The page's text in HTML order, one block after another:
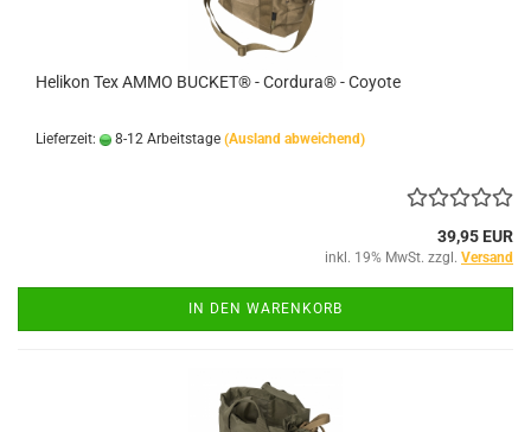
Helikon Tex AMMO BUCKET® - Cordura® - Coyote
Lieferzeit: 8-12 Arbeitstage (Ausland abweichend)
39,95 EUR
inkl. 19% MwSt. zzgl. Versand
IN DEN WARENKORB